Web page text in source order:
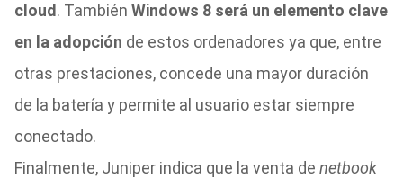
cloud . También Windows 8 será un elemento clave
en la adopción de estos ordenadores ya que, entre
otras prestaciones, concede una mayor duración
de la batería y permite al usuario estar siempre
conectado.
Finalmente, Juniper indica que la venta de netbook